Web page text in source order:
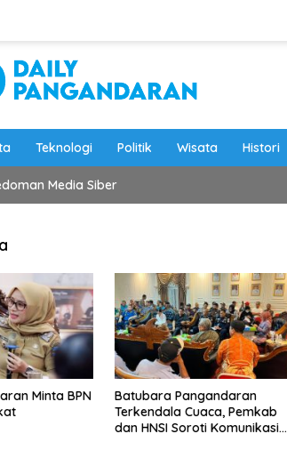
Teknologi Politik Wisata Histori
Media Siber
Pemkab
BPBD Pangandaran Sisir
Dampak Gempa M 5,3, Warga
Diminta Waspada